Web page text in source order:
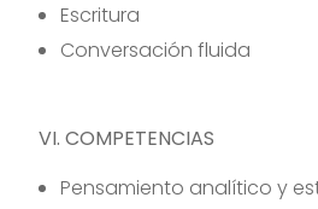
Escritura
Conversación fluida
VI. COMPETENCIAS
Pensamiento analítico y